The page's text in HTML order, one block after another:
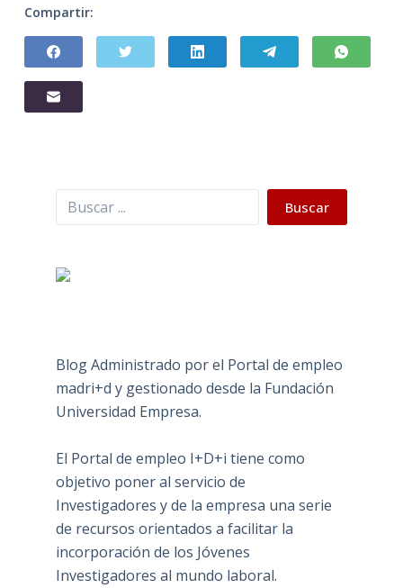
Compartir:
Buscar Buscar
Blog Administrado por el Portal de empleo
madri+d y gestionado desde la Fundación
Universidad Empresa.
El Portal de empleo I+D+i tiene como
objetivo poner al servicio de
Investigadores y de la empresa una serie
de recursos orientados a facilitar la
incorporación de los Jóvenes
Investigadores al mundo laboral.